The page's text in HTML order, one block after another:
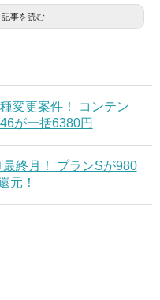
記事を読む
変更案件！ コンテン
が一括6380円
終月！ プランSが980
元！